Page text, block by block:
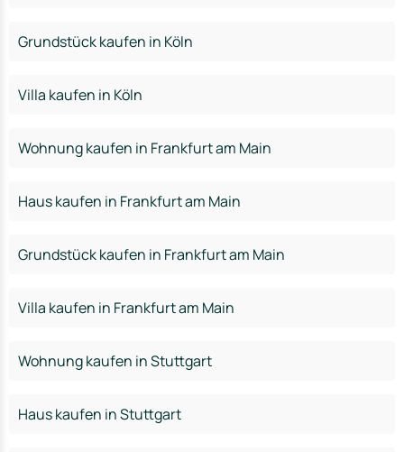
Grundstück kaufen in Köln
Villa kaufen in Köln
Wohnung kaufen in Frankfurt am Main
Haus kaufen in Frankfurt am Main
Grundstück kaufen in Frankfurt am Main
Villa kaufen in Frankfurt am Main
Wohnung kaufen in Stuttgart
Haus kaufen in Stuttgart